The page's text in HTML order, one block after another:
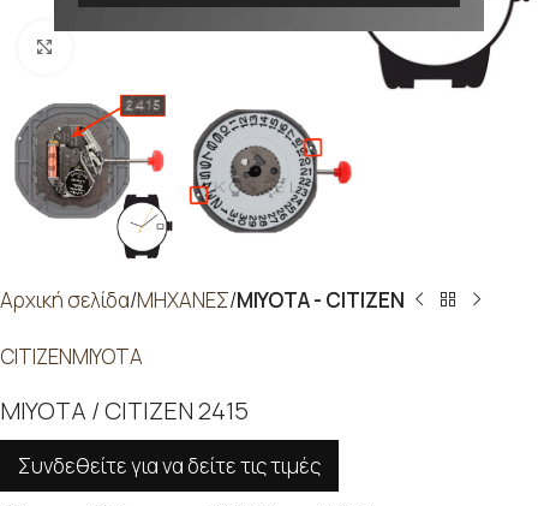
Αρχική σελίδα ΜΗΧΑΝΕΣ MIYOTA - CITIZEN
CITIZENMIYOTA
MIYOTA / CITIZEN 2415
Συνδεθείτε για να δείτε τις τιμές